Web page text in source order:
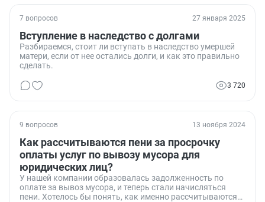
7 вопросов 27 января 2025
Вступление в наследство с долгами
Разбираемся, стоит ли вступать в наследство умершей
матери, если от нее остались долги, и как это правильно
сделать.
3 720
9 вопросов 13 ноября 2024
Как рассчитываются пени за просрочку
оплаты услуг по вывозу мусора для
юридических лиц?
У нашей компании образовалась задолженность по
оплате за вывоз мусора, и теперь стали начисляться
пени. Хотелось бы понять, как именно рассчитываются